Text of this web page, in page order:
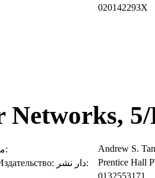
020142293X
Networks,
مؤلف:
Andrew S.
دار نشر:
Prentice Hall
0132553171